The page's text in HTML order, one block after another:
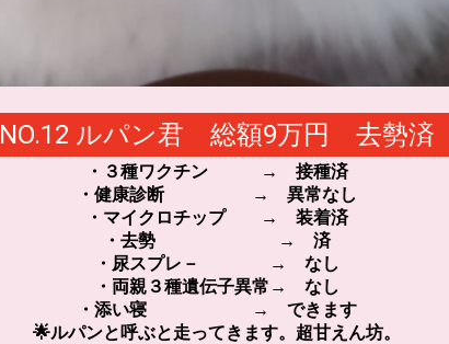
NO.12 ルパン君 総額9万円 去勢済
・３種ワクチン → 接種済
・健康診断 → 異常なし
・マイクロチップ → 装着済
・去勢 → 済
・尿スプレ－ → なし
・両親３種遺伝子異常→ なし
・添い寝 → できます
🌟ルパンと呼ぶと走ってきます。超甘えん坊。